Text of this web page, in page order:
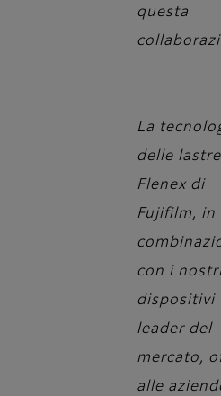
questa
La
delle lastre
Flenex di
Fujifilm, in
con i
dispositivi
leader del
mercato,
alle